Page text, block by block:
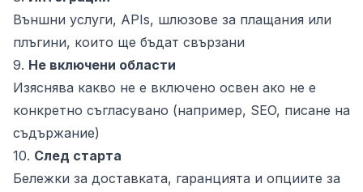
Външни услуги, APIs, шлюзове за плащания или
плъгини, които ще бъдат свързани
9. Не включени области
Изяснява какво не е включено освен ако не е
конкретно съгласувано (например, SEO, писане на
съдържание)
10. След старта
Бележки за доставката, гаранцията и опциите за